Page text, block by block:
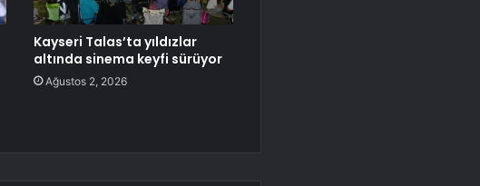
Kayseri Talas’ta yıldızlar
altında sinema keyfi sürüyor
Ağustos 2, 2026